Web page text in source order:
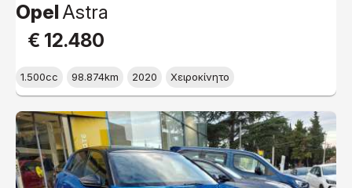
OpelAstra
€ 12.480
1.500cc 98.874km 2020 Χειροκίνητο